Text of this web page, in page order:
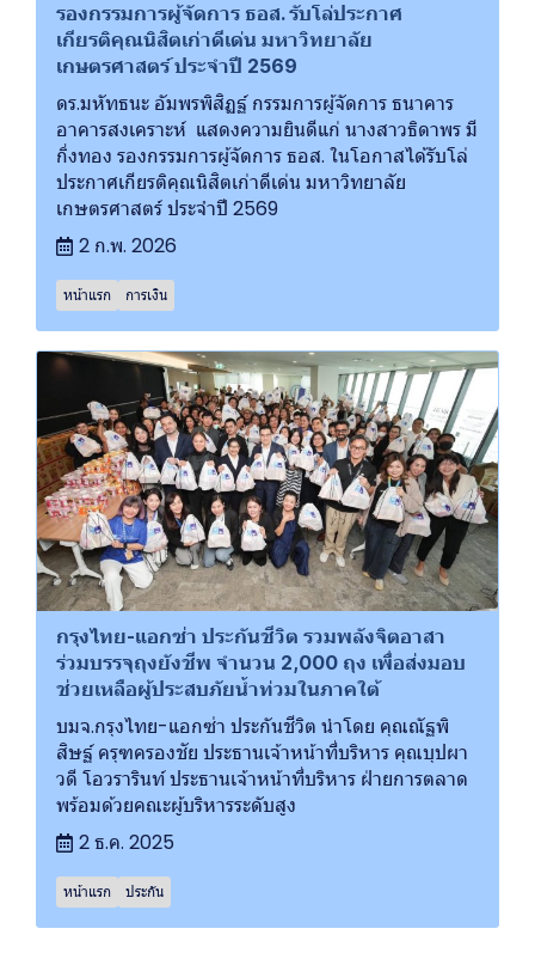
รองกรรมการผู้จัดการ ธอส. รับโล่ประกาศ
เกียรติคุณนิสิตเก่าดีเด่น มหาวิทยาลัย
เกษตรศาสตร์ ประจำปี 2569
ดร.มหัทธนะ อัมพรพิสิฏฐ์ กรรมการผู้จัดการ ธนาคาร
อาคารสงเคราะห์ แสดงความยินดีแก่ นางสาวธิดาพร มี
กิ่งทอง รองกรรมการผู้จัดการ ธอส. ในโอกาสได้รับโล่
ประกาศเกียรติคุณนิสิตเก่าดีเด่น มหาวิทยาลัย
เกษตรศาสตร์ ประจำปี 2569
2 ก.พ. 2026
หน้าแรก การเงิน
กรุงไทย-แอกซ่า ประกันชีวิต รวมพลังจิตอาสา
ร่วมบรรจุถุงยังชีพ จำนวน 2,000 ถุง เพื่อส่งมอบ
ช่วยเหลือผู้ประสบภัยน้ำท่วมในภาคใต้
บมจ.กรุงไทย-แอกซ่า ประกันชีวิต นำโดย คุณณัฐพิ
สิษฐ์ ครุฑครองชัย ประธานเจ้าหน้าที่บริหาร คุณบุปผา
วดี โอวรารินท์ ประธานเจ้าหน้าที่บริหาร ฝ่ายการตลาด
พร้อมด้วยคณะผู้บริหารระดับสูง
2 ธ.ค. 2025
หน้าแรก ประกัน